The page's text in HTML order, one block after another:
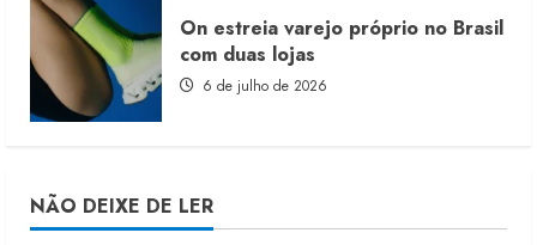
On estreia varejo próprio no Brasil
com duas lojas
6 de julho de 2026
NÃO DEIXE DE LER